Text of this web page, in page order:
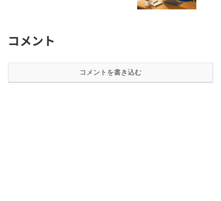
コメント
コメントを書き込む